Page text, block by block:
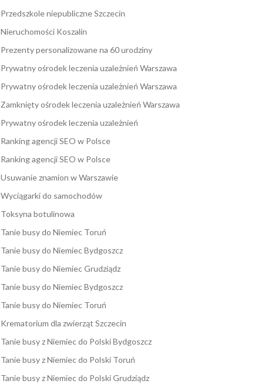
Przedszkole niepubliczne Szczecin
Nieruchomości Koszalin
Prezenty personalizowane na 60 urodziny
Prywatny ośrodek leczenia uzależnień Warszawa
Prywatny ośrodek leczenia uzależnień Warszawa
Zamknięty ośrodek leczenia uzależnień Warszawa
Prywatny ośrodek leczenia uzależnień
Ranking agencji SEO w Polsce
Ranking agencji SEO w Polsce
Usuwanie znamion w Warszawie
Wyciągarki do samochodów
Toksyna botulinowa
Tanie busy do Niemiec Toruń
Tanie busy do Niemiec Bydgoszcz
Tanie busy do Niemiec Grudziądz
Tanie busy do Niemiec Bydgoszcz
Tanie busy do Niemiec Toruń
Krematorium dla zwierząt Szczecin
Tanie busy z Niemiec do Polski Bydgoszcz
Tanie busy z Niemiec do Polski Toruń
Tanie busy z Niemiec do Polski Grudziądz